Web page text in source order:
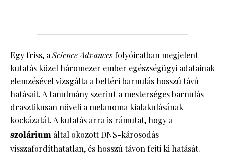
Egy friss, aScience Advances folyóiratban megjelent
kutatás közel háromezer ember egészségügyi adatainak
elemzésével vizsgálta a beltéri barnulás hosszú távú
hatásait. A tanulmány szerint a mesterséges barnulás
drasztikusan növeli a melanoma kialakulásának
kockázatát. A kutatás arra is rámutat, hogy a
szolárium által okozott DNS-károsodás
visszafordíthatatlan, és hosszú távon fejti ki hatását.